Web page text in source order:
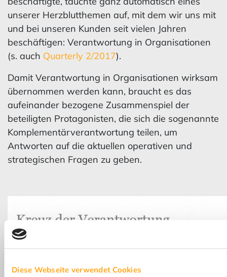
Diese Webseite verwendet Cookies
unserer Herzblutthemen auf, mit dem wir uns mit
und bei unseren Kunden seit vielen Jahren
beschäftigen: Verantwortung in Organisationen
(s. auch Quarterly 2/2017).
Damit Verantwortung in Organisationen wirksam
übernommen werden kann, braucht es das
aufeinander bezogene Zusammenspiel der
beteiligten Protagonisten, die sich die sogenannte
Komplementärverantwortung teilen, um
Antworten auf die aktuellen operativen und
strategischen Fragen zu geben.